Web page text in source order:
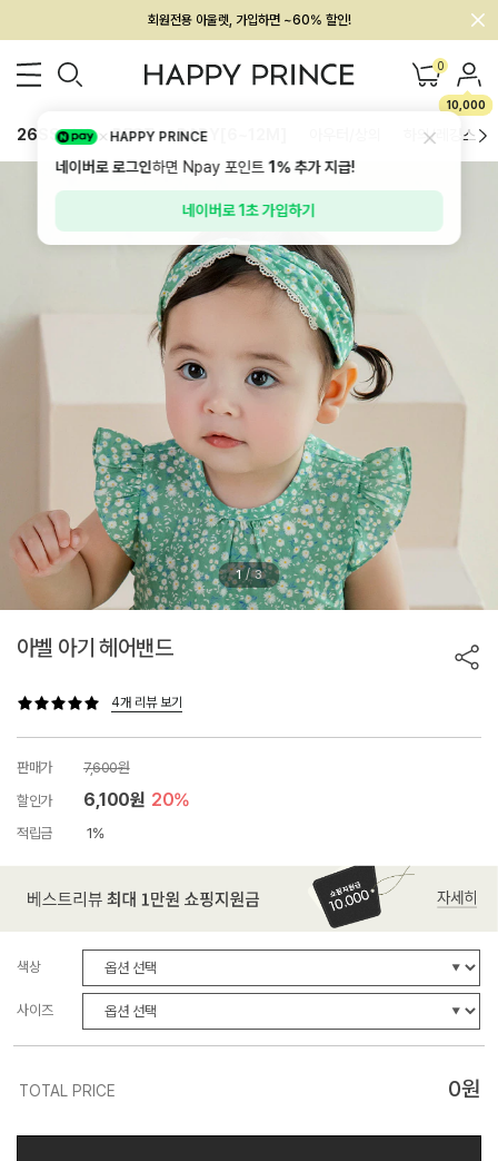
회원전용 아울렛, 가입하면 ~60% 할인!
멤버십 최대 28,000원 혜택 0
10,000
26SS 신상 BEST BABY[6~12M] 하의/레깅스
1 / 3
아벨 아기 헤어밴드
4개 리뷰 보기
판매가
7,600원
할인가
6,100원 20%
적립금 1%
색상
사이즈
TOTAL PRICE 0원
HAPPY PRINCE
네이버로 로그인하면 Npay 포인트1%추가 지급!
네이버로 1초 가입하기